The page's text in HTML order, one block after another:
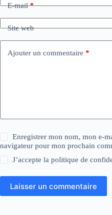
E-mail*
Site web
Ajouter un commentaire *
Enregistrer mon nom, mon e-
navigateur pour mon prochain
J’accepte lapolitique de
Laisser un commentaire